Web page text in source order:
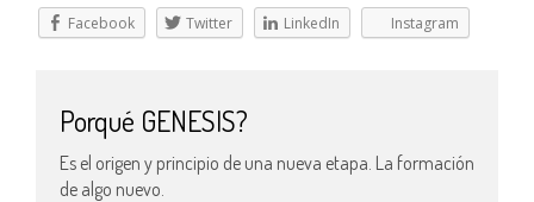
Facebook Twitter LinkedIn Instagram
Porqué GENESIS?
Es el origen y principio de una nueva etapa. La formación
de algo nuevo.